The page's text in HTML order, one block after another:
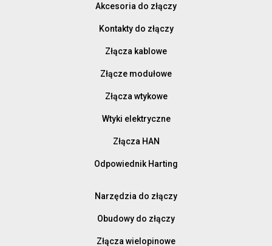
Akcesoria do złączy
Kontakty do złączy
Złącza kablowe
Złącze modułowe
Złącza wtykowe
Wtyki elektryczne
Złącza HAN
Odpowiednik Harting
Narzędzia do złączy
Obudowy do złączy
Złącza wielopinowe